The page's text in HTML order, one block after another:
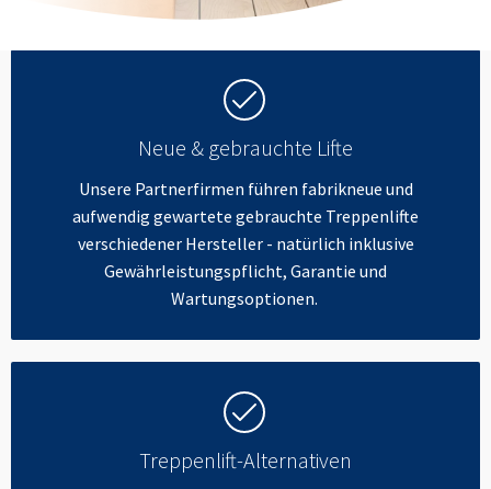
Neue & gebrauchte Lifte
Unsere Partnerfirmen führen fabrikneue und
aufwendig gewartete gebrauchte Treppenlifte
verschiedener Hersteller - natürlich inklusive
Gewährleistungspflicht, Garantie und
Wartungsoptionen.
Treppenlift-Alternativen